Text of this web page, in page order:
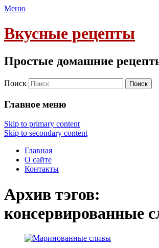
Меню
Вкусные рецепты
Простые домашние
Поиск
Главное меню
Skip to primary content
Skip to secondary content
Главная
О сайте
Контакты
Архив тэгов:
консервированные